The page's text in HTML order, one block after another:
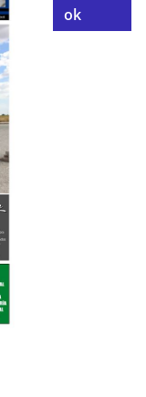
ok